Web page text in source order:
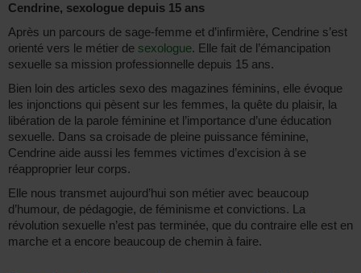
Cendrine, sexologue depuis 15 ans
Après un parcours de sage-femme et d’infirmière, Cendrine s’est
orienté vers le métier de sexologue. Elle fait de l’émancipation
sexuelle sa mission professionnelle depuis 15 ans.
Bien loin des articles sexo des magazines féminins, elle évoque
les injonctions qui pèsent sur les femmes, la quête du plaisir, la
libération de la parole féminine et l’importance d’une éducation
sexuelle. Dans sa croisade de pleine puissance féminine,
Cendrine aide aussi les femmes victimes d’excision à se
réapproprier leur corps.
Elle nous transmet aujourd’hui son métier avec beaucoup
d’humour, de pédagogie, de féminisme et convictions. La
révolution sexuelle n’est pas terminée, que du contraire elle est en
marche et a encore beaucoup de chemin à faire.